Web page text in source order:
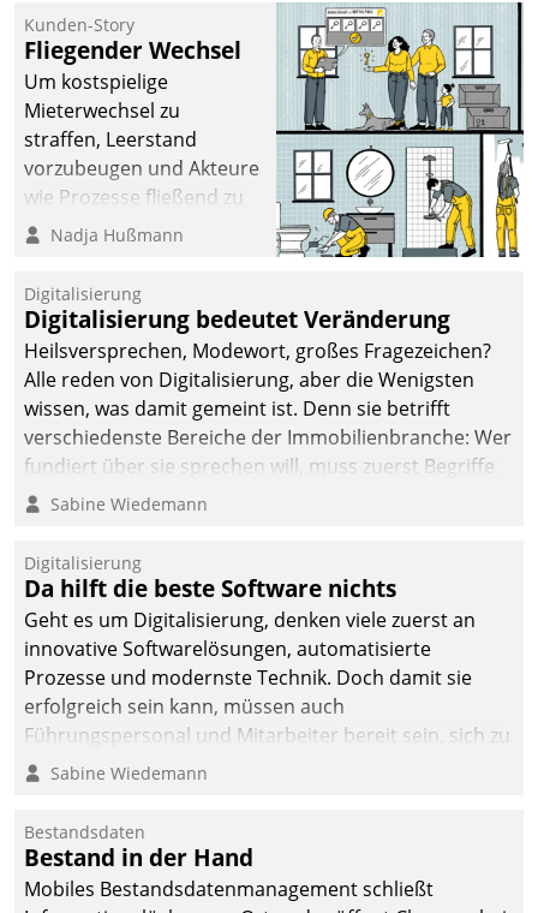
kommunale Wohnungsbauunternehmen daher
gemeinsam mit der Berliner Datatrain GmbH den
Teilprozess der Objektsanierung digitalisiert.
Kunden-Story
Fliegender Wechsel
Um kostspielige
Mieterwechsel zu
straffen, Leerstand
vorzubeugen und Akteure
wie Prozesse fließend zu
vernetzen, nutzt die
Jahresbeginn eine
Überblick, Einsicht und
Eingriff bietende Lösung.
Zur Entwicklung setzte
man auf
Cloudtechnologie,
bewährte und Startup-
agile Projektmethoden.
Nadja Hußmann
Digitalisierung
Digitalisierung bedeutet Veränderung
Heilsversprechen, Modewort, großes Fragezeichen?
Alle reden von Digitalisierung, aber die Wenigsten
wissen, was damit gemeint ist. Denn sie betrifft
verschiedenste Bereiche der Immobilienbranche: Wer
fundiert über sie sprechen will, muss zuerst Begriffe
klären. Ein Aspekt ist die betriebliche Optimierung:
Einsparungen durch optimierte und automatisierte
Prozesse. Doch man darf nicht zu viel erwarten: Allein
mit der Einführung einer neuen Software ist es nicht
getan. Die Digitalisierung erfordert von Unternehmen
die Bereitschaft, sich zu überprüfen, zu hinterfragen
und zu verändern.
Sabine Wiedemann
Digitalisierung
Da hilft die beste Software nichts
Geht es um Digitalisierung, denken viele zuerst an
innovative Softwarelösungen, automatisierte
Prozesse und modernste Technik. Doch damit sie
erfolgreich sein kann, müssen auch
Führungspersonal und Mitarbeiter bereit sein, sich zu
verändern und anzupassen, sonst werden sie an ihr
Sabine Wiedemann
Bestandsdaten
Bestand in der Hand
Mobiles Bestandsdatenmanagement schließt